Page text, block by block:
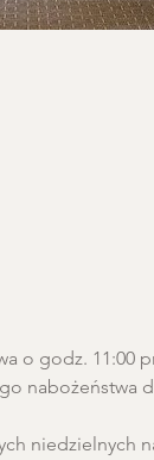
o godz. 11:00
nabożeństwa
niedzielnych